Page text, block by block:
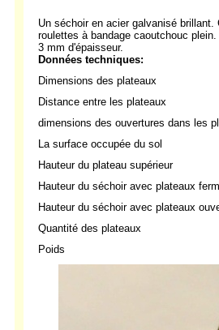
Un séchoir en acier galvanisé
roulettes à bandage caoutchouc
3 mm d'épaisseur.
Données techniques:
Dimensions des plateaux
Distance entre les plateaux
dimensions des ouvertures dans les
La surface occupée du sol
Hauteur du plateau supérieur
Hauteur du séchoir avec plateaux
Hauteur du séchoir avec plateaux
Quantité des plateaux
Poids